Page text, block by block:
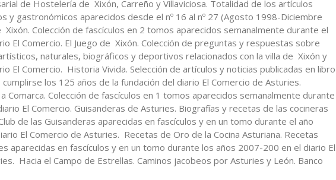
de Hostelería de Xixón, Carreño y Villaviciosa. Totalidad de los artículos
y gastronómicos aparecidos desde el nº 16 al nº 27 (Agosto 1998-Diciembre
Colección de fascículos en 2 tomos aparecidos semanalmente durante el
El Comercio. El Juego de Xixón. Colección de preguntas y respuestas sobre
naturales, biográficos y deportivos relacionados con la villa de Xixón y
El Comercio. Historia Vivida. Selección de artículos y noticias publicadas en libro
los 125 años de la fundación del diario El Comercio de Asturies.
Comarca. Colección de fascículos en 1 tomos aparecidos semanalmente durante
El Comercio. Guisanderas de Asturies. Biografías y recetas de las cocineras
de las Guisanderas aparecidas en fascículos y en un tomo durante el año
El Comercio de Asturies. Recetas de Oro de la Cocina Asturiana. Recetas
aparecidas en fascículos y en un tomo durante los años 2007-200 en el diario El
Hacia el Campo de Estrellas. Caminos jacobeos por Asturies y León. Banco